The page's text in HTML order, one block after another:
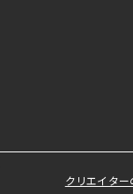
クリエイタ